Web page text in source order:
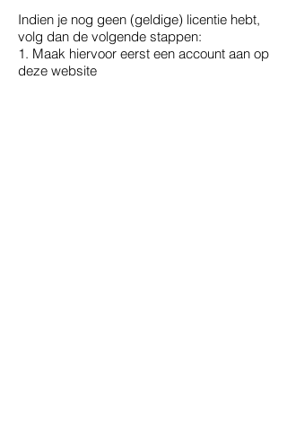
​Indien je nog geen (geldige) licentie hebt,
volg dan de volgende stappen:
1. Maak hiervoor eerst een account aan op
deze website